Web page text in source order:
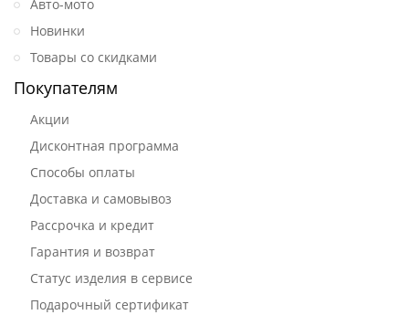
Авто-мото
Новинки
Товары со скидками
Покупателям
Акции
Дисконтная программа
Способы оплаты
Доставка и самовывоз
Рассрочка и кредит
Гарантия и возврат
Статус изделия в сервисе
Подарочный сертификат